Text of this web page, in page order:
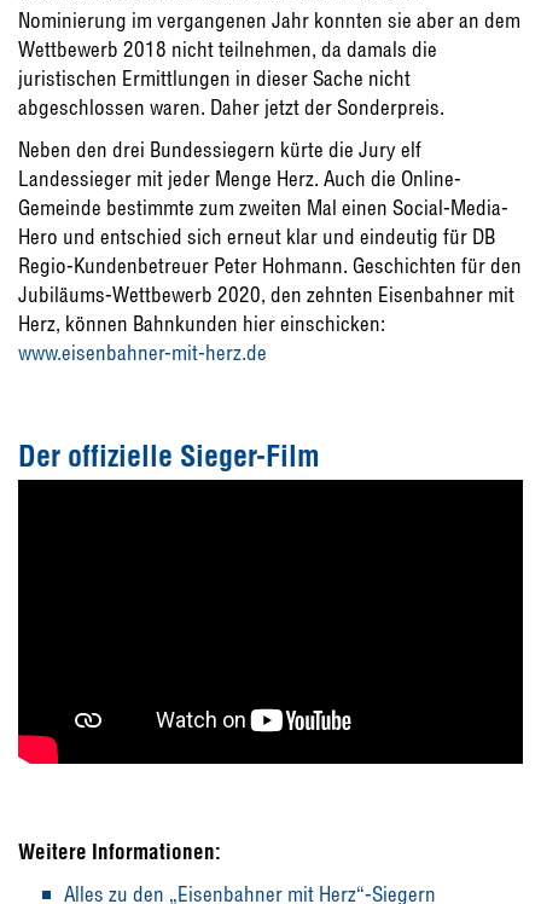
Nominierung im vergangenen Jahr konnten sie aber an dem
Wettbewerb 2018 nicht teilnehmen, da damals die
juristischen Ermittlungen in dieser Sache nicht
abgeschlossen waren. Daher jetzt der Sonderpreis.
Neben den drei Bundessiegern kürte die Jury elf
Landessieger mit jeder Menge Herz. Auch die Online-
Gemeinde bestimmte zum zweiten Mal einen Social-Media-
Hero und entschied sich erneut klar und eindeutig für DB
Regio-Kundenbetreuer Peter Hohmann. Geschichten für den
Jubiläums-Wettbewerb 2020, den zehnten Eisenbahner mit
Herz, können Bahnkunden hier einschicken:
www.eisenbahner-mit-herz.de
Der offizielle Sieger-Film
Weitere Informationen:
Alles zu den „Eisenbahner mit Herz“-Siegern